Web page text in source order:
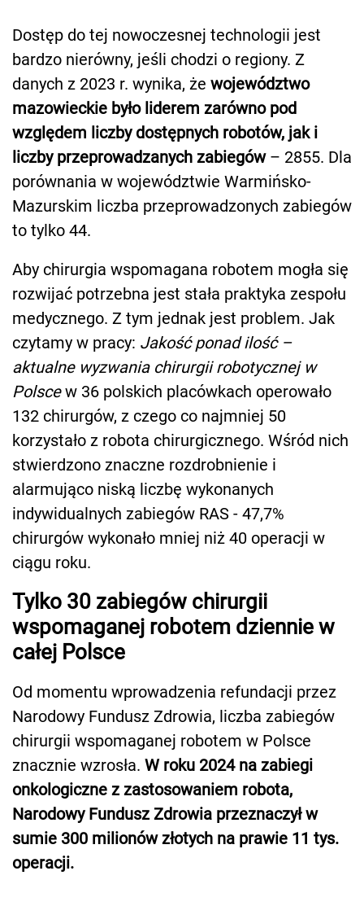
Dostęp do tej nowoczesnej technologii jest
bardzo nierówny, jeśli chodzi o regiony. Z
danych z 2023 r. wynika, że województwo
mazowieckie było liderem zarówno pod
względem liczby dostępnych robotów, jak i
liczby przeprowadzanych zabiegów– 2855. Dla
porównania w województwie Warmińsko-
Mazurskim liczba przeprowadzonych zabiegów
to tylko 44.
Aby chirurgia wspomagana robotem mogła się
rozwijać potrzebna jest stała praktyka zespołu
medycznego. Z tym jednak jest problem. Jak
czytamy w pracy: Jakość ponad ilość –
aktualne wyzwania chirurgii robotycznej w
Polscew 36 polskich placówkach operowało
132 chirurgów, z czego co najmniej 50
korzystało z robota chirurgicznego. Wśród nich
stwierdzono znaczne rozdrobnienie i
alarmująco niską liczbę wykonanych
indywidualnych zabiegów RAS - 47,7%
chirurgów wykonało mniej niż 40 operacji w
ciągu roku.
Tylko 30 zabiegów chirurgii
wspomaganej robotem dziennie w
całej Polsce
Od momentu wprowadzenia refundacji przez
Narodowy Fundusz Zdrowia, liczba zabiegów
chirurgii wspomaganej robotem w Polsce
znacznie wzrosła. W roku 2024 na zabiegi
onkologiczne z zastosowaniem robota,
Narodowy Fundusz Zdrowia przeznaczył w
sumie 300 milionów złotych na prawie 11 tys.
operacji.